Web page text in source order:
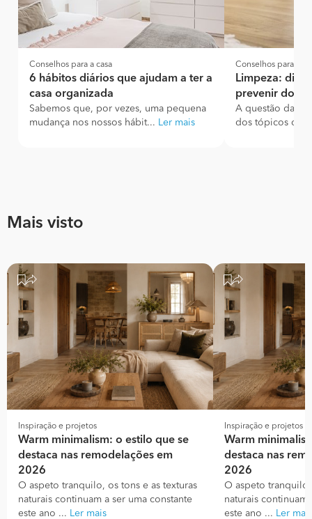
Conselhos para a casa
6 hábitos diários que ajudam a ter a
casa organizada
Sabemos que, por vezes, uma pequena
mudança nos nossos hábit... Ler mais
Conselhos para a
Limpeza:
prevenir
A questão da
dos tópicos que
Mais visto
Inspiração e projetos
Warm minimalism: o estilo que se
destaca nas remodelações em
2026
O aspeto tranquilo, os tons e as texturas
naturais continuam a ser uma constante
este ano ... Ler mais
Inspiração e projetos
Warm
destaca nas
2026
O aspeto
naturais continuam
este ano ... Ler mais